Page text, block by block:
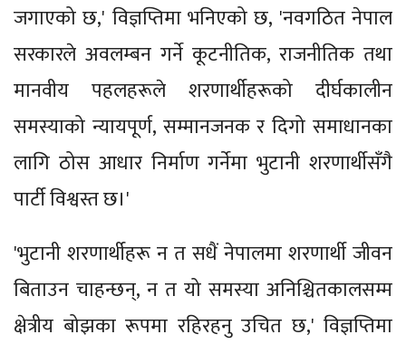
जगाएको छ,' विज्ञप्तिमा भनिएको छ, 'नवगठित नेपाल
सरकारले अवलम्बन गर्ने कूटनीतिक, राजनीतिक तथा
मानवीय पहलहरूले शरणार्थीहरूको दीर्घकालीन
समस्याको न्यायपूर्ण, सम्मानजनक र दिगो समाधानका
लागि ठोस आधार निर्माण गर्नेमा भुटानी शरणार्थीसँगै
पार्टी विश्वस्त छ।'
'भुटानी शरणार्थीहरू न त सधैं नेपालमा शरणार्थी जीवन
बिताउन चाहन्छन्, न त यो समस्या अनिश्चितकालसम्म
क्षेत्रीय बोझका रूपमा रहिरहनु उचित छ,' विज्ञप्तिमा